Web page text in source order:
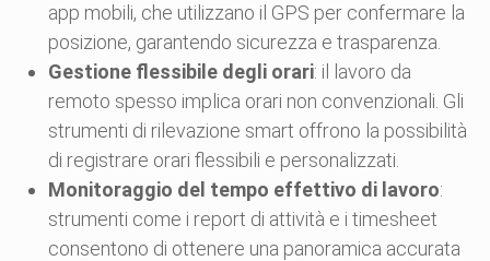
app mobili, che utilizzano il GPS per confermare la
posizione, garantendo sicurezza e trasparenza.
Gestione flessibile degli orari: il lavoro da
remoto spesso implica orari non convenzionali. Gli
strumenti di rilevazione smart offrono la possibilità
di registrare orari flessibili e personalizzati.
Monitoraggio del tempo effettivo di lavoro:
strumenti come i report di attività e i timesheet
consentono di ottenere una panoramica accurata